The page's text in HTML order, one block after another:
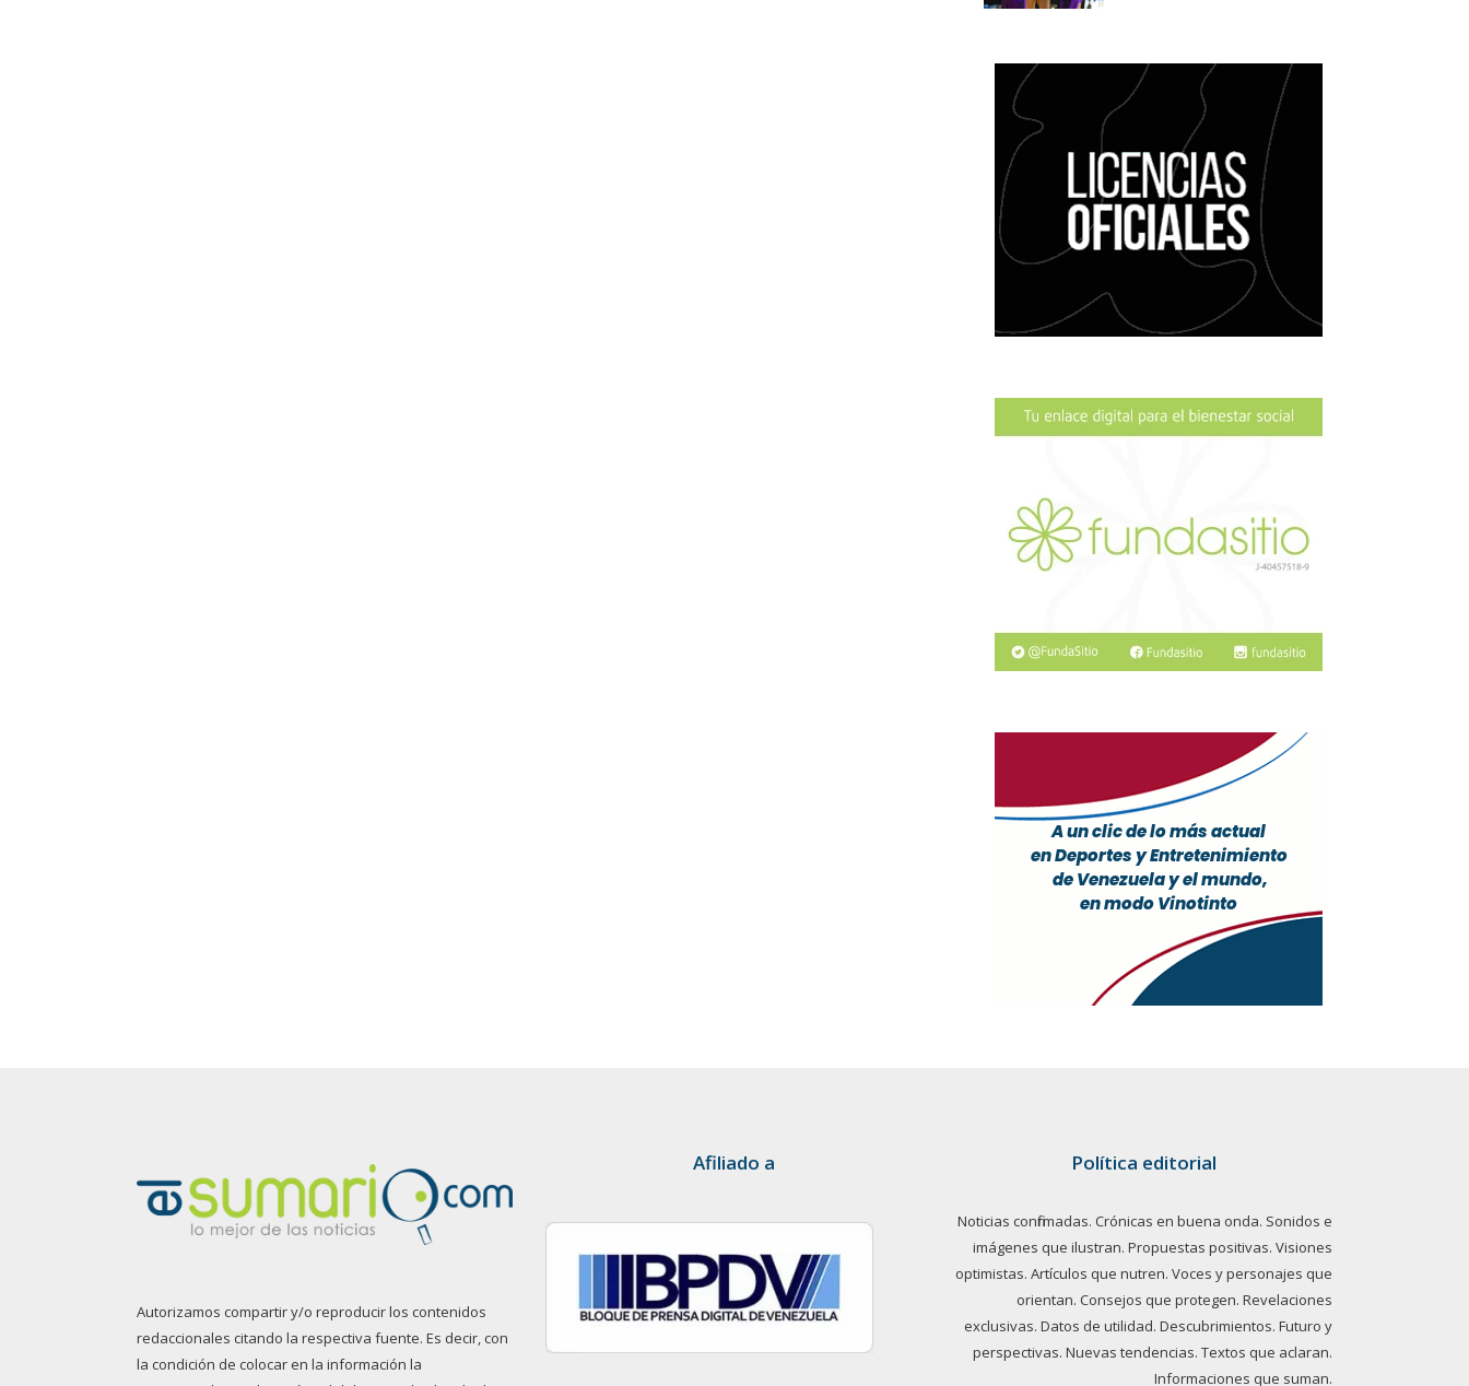
Autorizamos compartir y/o reproducir los contenidos
redaccionales citando la respectiva fuente. Es decir, con
la condición de colocar en la información la
Afiliado a Política editorial
Noticias confirmadas. Crónicas en buena onda. Sonidos e
imágenes que ilustran. Propuestas positivas. Visiones
optimistas. Artículos que nutren. Voces y personajes que
orientan. Consejos que protegen. Revelaciones
exclusivas. Datos de utilidad. Descubrimientos. Futuro y
perspectivas. Nuevas tendencias. Textos que aclaran.
Informaciones que suman.